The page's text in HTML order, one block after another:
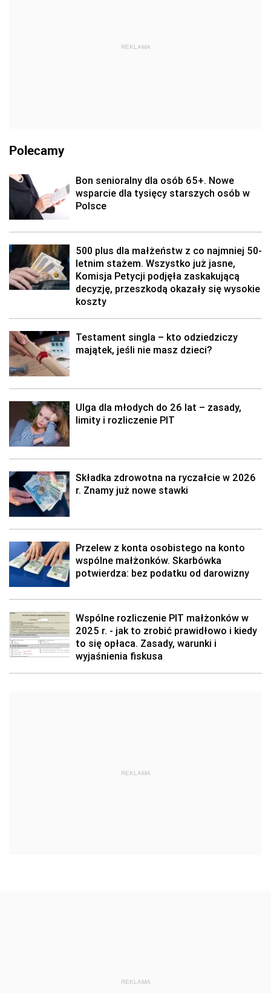
REKLAMA
Polecamy
Bon senioralny dla osób 65+. Nowe
wsparcie dla tysięcy starszych osób w
Polsce
500 plus dla małżeństw z co najmniej 50-
letnim stażem. Wszystko już jasne,
Komisja Petycji podjęła zaskakującą
decyzję, przeszkodą okazały się wysokie
koszty
Testament singla – kto odziedziczy
majątek, jeśli nie masz dzieci?
Ulga dla młodych do 26 lat – zasady,
limity i rozliczenie PIT
Składka zdrowotna na ryczałcie w 2026
r. Znamy już nowe stawki
Przelew z konta osobistego na konto
wspólne małżonków. Skarbówka
potwierdza: bez podatku od darowizny
Wspólne rozliczenie PIT małżonków w
2025 r. - jak to zrobić prawidłowo i kiedy
to się opłaca. Zasady, warunki i
wyjaśnienia fiskusa
REKLAMA
REKLAMA